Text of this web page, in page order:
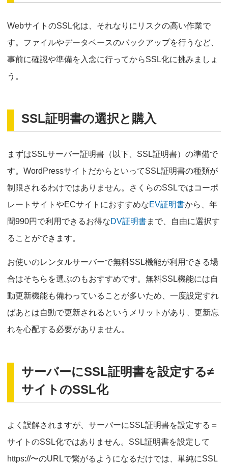
WebサイトのSSL化は、それなりにリスクの高い作業で
す。ファイルやデータベースのバックアップを行うなど、
事前に確認や準備を入念に行ってからSSL化に挑みましょ
う。
SSL証明書の選択と購入
まずはSSLサーバー証明書（以下、SSL証明書）の準備で
す。WordPressサイトだからといってSSL証明書の種類が
制限されるわけではありません。さくらのSSLではコーポ
レートサイトやECサイトにおすすめなEV証明書から、年
間990円で利用できるお得なDV証明書まで、自由に選択す
ることができます。
お使いのレンタルサーバーで無料SSL機能が利用できる場
合はそちらを選ぶのもおすすめです。無料SSL機能には自
動更新機能も備わっていることが多いため、一度設定すれ
ばあとは自動で更新されるというメリットがあり、更新忘
れを心配する必要がありません。
サーバーにSSL証明書を設定する≠
サイトのSSL化
よく誤解されますが、サーバーにSSL証明書を設定する＝
サイトのSSL化ではありません。SSL証明書を設定して
https://〜のURLで繋がるようになるだけでは、単純にSSL